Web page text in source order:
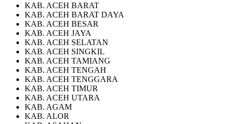
KAB. ACEH BARAT
KAB. ACEH BARAT DAYA
KAB. ACEH BESAR
KAB. ACEH JAYA
KAB. ACEH SELATAN
KAB. ACEH SINGKIL
KAB. ACEH TAMIANG
KAB. ACEH TENGAH
KAB. ACEH TENGGARA
KAB. ACEH TIMUR
KAB. ACEH UTARA
KAB. AGAM
KAB. ALOR